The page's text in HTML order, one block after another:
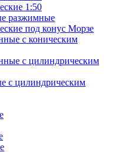
1:50
разжимные
под конус Морзе
с коническим
с цилиндрическим
с цилиндрическим